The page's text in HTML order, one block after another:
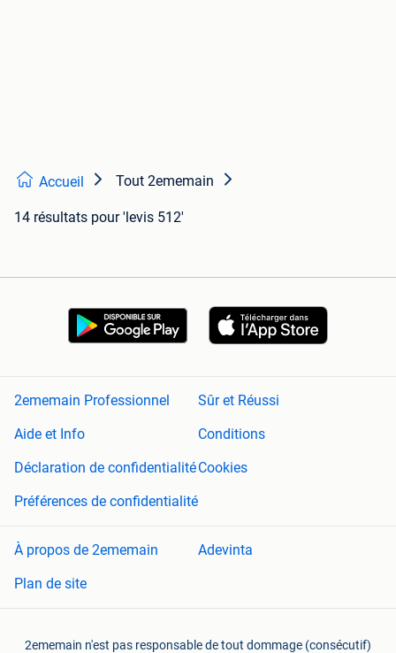
Accueil Tout 2ememain
14 résultats pour 'levis 512'
2ememain Professionnel
Sûr et Réussi
Aide et Info
Conditions
Déclaration de confidentialitéCookies
Préférences de confidentialité
À propos de 2ememain
Adevinta
Plan de site
2ememain n'est pas responsable de tout dommage (consécutif)